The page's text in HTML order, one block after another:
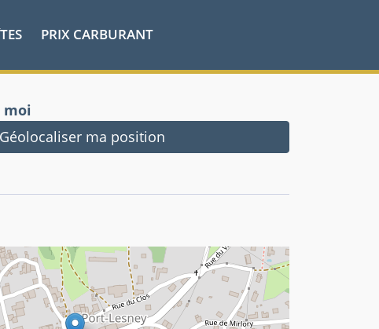
PRIX CARBURANT
moi
ma position